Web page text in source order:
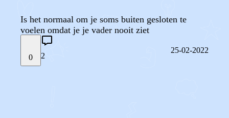
Is het normaal om je soms buiten gesloten te
voelen omdat je je vader nooit ziet
0 2
25-02-2022